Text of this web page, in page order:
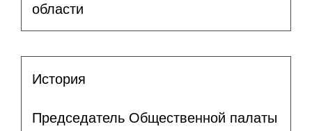
области
История
Председатель Общественной палаты